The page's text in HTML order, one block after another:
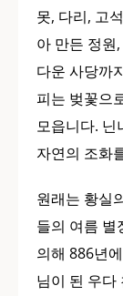
못, 다리, 고
아 만든 정원
다운 사당까
피는 벚꽃으
모읍니다. 닌
자연의 조화
원래는 황실
들의 여름 별
의해 886년
님이 된 우다